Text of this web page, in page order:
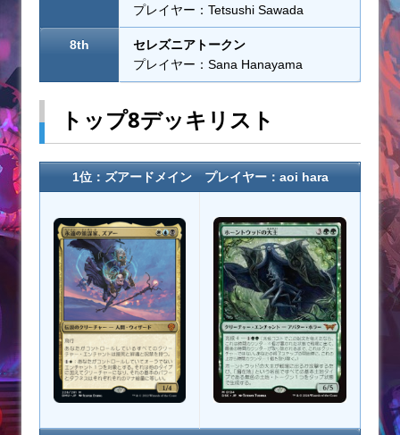
プレイヤー：Tetsushi Sawada
8th
セレズニアトークン
プレイヤー：Sana Hanayama
トップ8デッキリスト
1位：ズアードメイン プレイヤー：aoi hara